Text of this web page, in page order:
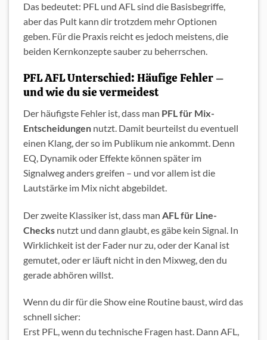
Das bedeutet: PFL und AFL sind die Basisbegriffe,
aber das Pult kann dir trotzdem mehr Optionen
geben. Für die Praxis reicht es jedoch meistens, die
beiden Kernkonzepte sauber zu beherrschen.
PFL AFL Unterschied: Häufige Fehler –
und wie du sie vermeidest
Der häufigste Fehler ist, dass man PFL für Mix-
Entscheidungen nutzt. Damit beurteilst du eventuell
einen Klang, der so im Publikum nie ankommt. Denn
EQ, Dynamik oder Effekte können später im
Signalweg anders greifen – und vor allem ist die
Lautstärke im Mix nicht abgebildet.
Der zweite Klassiker ist, dass man AFL für Line-
Checks nutzt und dann glaubt, es gäbe kein Signal. In
Wirklichkeit ist der Fader nur zu, oder der Kanal ist
gemutet, oder er läuft nicht in den Mixweg, den du
gerade abhören willst.
Wenn du dir für die Show eine Routine baust, wird das
schnell sicher:
Erst PFL, wenn du technische Fragen hast. Dann AFL,